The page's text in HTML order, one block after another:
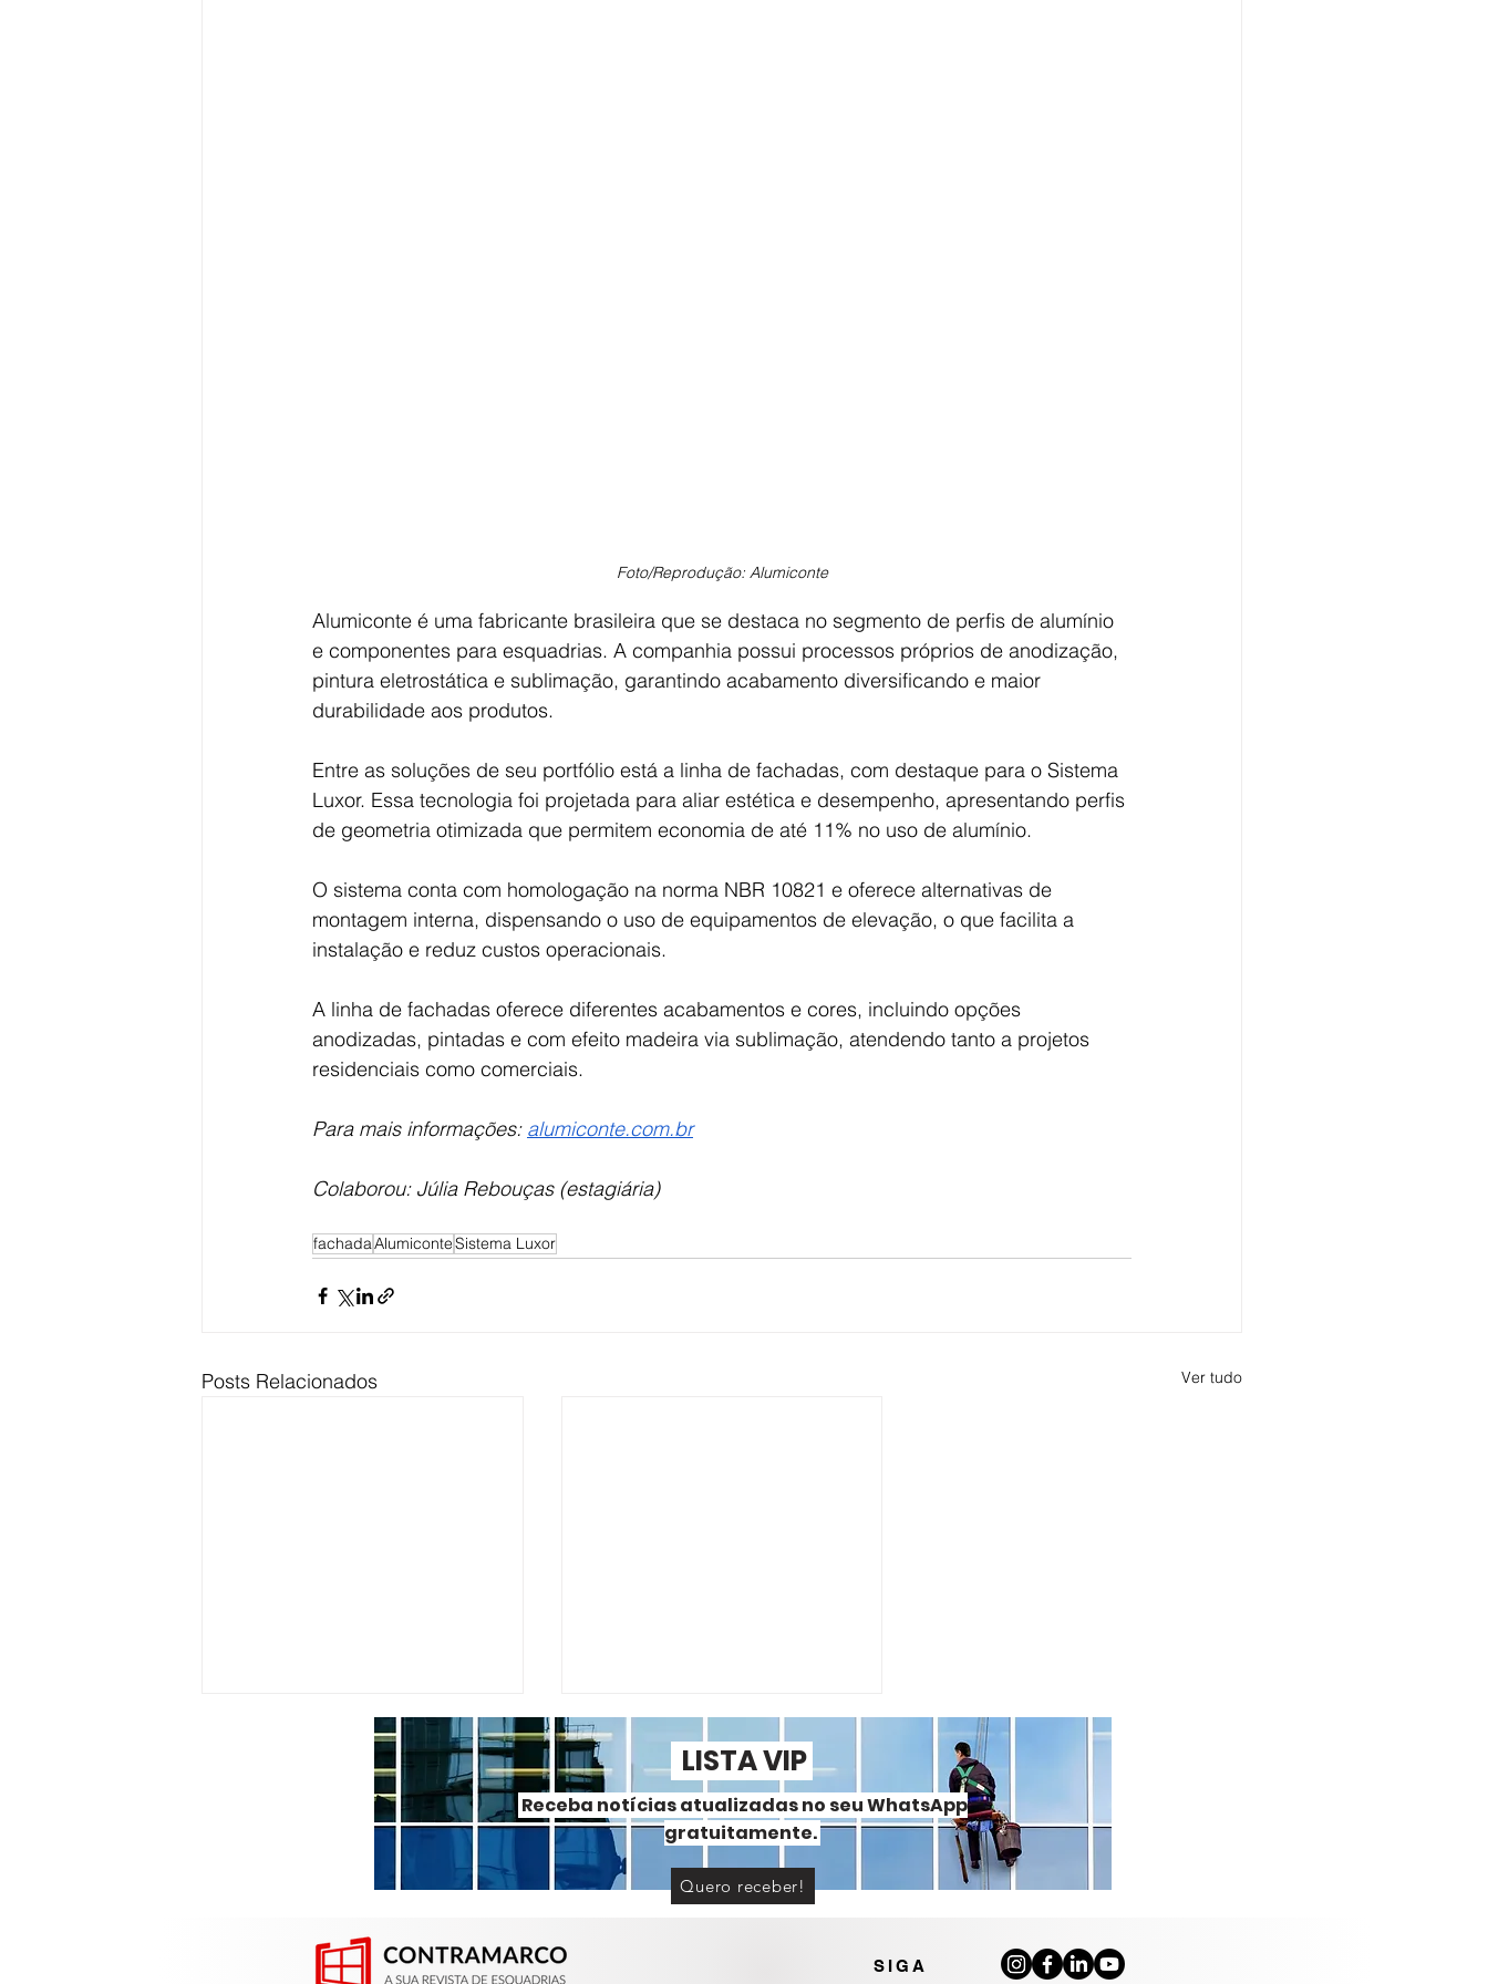
Foto/Reprodução: Alumiconte
Alumiconte é uma fabricante brasileira que se destaca no segmento de perfis de alumínio
e componentes para esquadrias. A companhia possui processos próprios de anodização,
pintura eletrostática e sublimação, garantindo acabamento diversificando e maior
durabilidade aos produtos.
Entre as soluções de seu portfólio está a linha de fachadas, com destaque para o Sistema
Luxor. Essa tecnologia foi projetada para aliar estética e desempenho, apresentando perfis
de geometria otimizada que permitem economia de até 11% no uso de alumínio.
O sistema conta com homologação na norma NBR 10821 e oferece alternativas de
montagem interna, dispensando o uso de equipamentos de elevação, o que facilita a
instalação e reduz custos operacionais.
A linha de fachadas oferece diferentes acabamentos e cores, incluindo opções
anodizadas, pintadas e com efeito madeira via sublimação, atendendo tanto a projetos
residenciais como comerciais.
Para mais informações: alumiconte.com.br
Colaborou: Júlia Rebouças (estagiária)
fachadaAlumiconteSistema Luxor
Posts Relacionados Ver tudo
Construsul em Porto Alegre
Portas e janelas de alumínio
LISTA VIP
Receba notícias atualizadas no seu WhatsApp
gratuitamente.
Quero receber!
SIGA